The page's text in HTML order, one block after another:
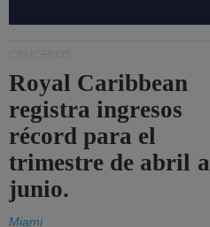
Royal Caribbean
registra ingresos
récord para el
trimestre de abril a
junio.
Miami